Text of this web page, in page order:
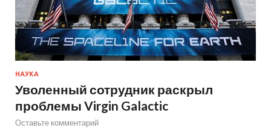
НАУКА
Уволенный сотрудник раскрыл
проблемы Virgin Galactic
Оставьте комментарий